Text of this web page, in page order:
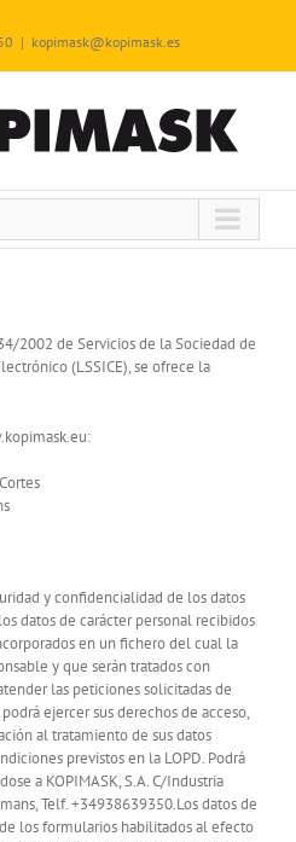
| kopimask@kopimask.es
2002 de Servicios de la Sociedad de
(LSSICE), se ofrece la
y confidencialidad de los datos
datos de carácter personal recibidos
en un fichero del cual la
y que serán tratados con
las peticiones solicitadas de
ejercer sus derechos de acceso,
al tratamiento de sus datos
previstos en la LOPD. Podrá
a KOPIMASK, S.A. C/Industria
Telf. +34938639350.Los datos de
los formularios habilitados al efecto